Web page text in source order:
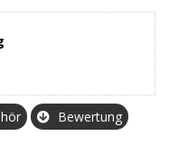
Bewertung